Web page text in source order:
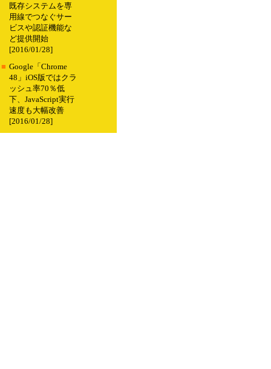
既存システムを専
用線でつなぐサー
ビスや認証機能な
ど提供開始
[2016/01/28]
■ Google「Chrome
48」iOS版ではクラ
ッシュ率70％低
下、JavaScript実行
速度も大幅改善
[2016/01/28]